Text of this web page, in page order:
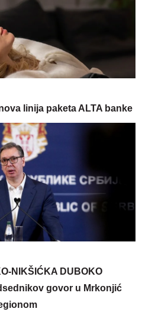
linija paketa ALTA banke
NIKŠIĆKA DUBOKO
govor u Mrkonjić